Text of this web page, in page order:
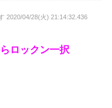
2020/04/28(火) 21:14:32.436
ロックン一択